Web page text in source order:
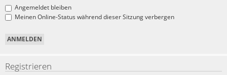
Angemeldet bleiben
Meinen Online-Status während dieser Sitzung verbergen
Registrieren